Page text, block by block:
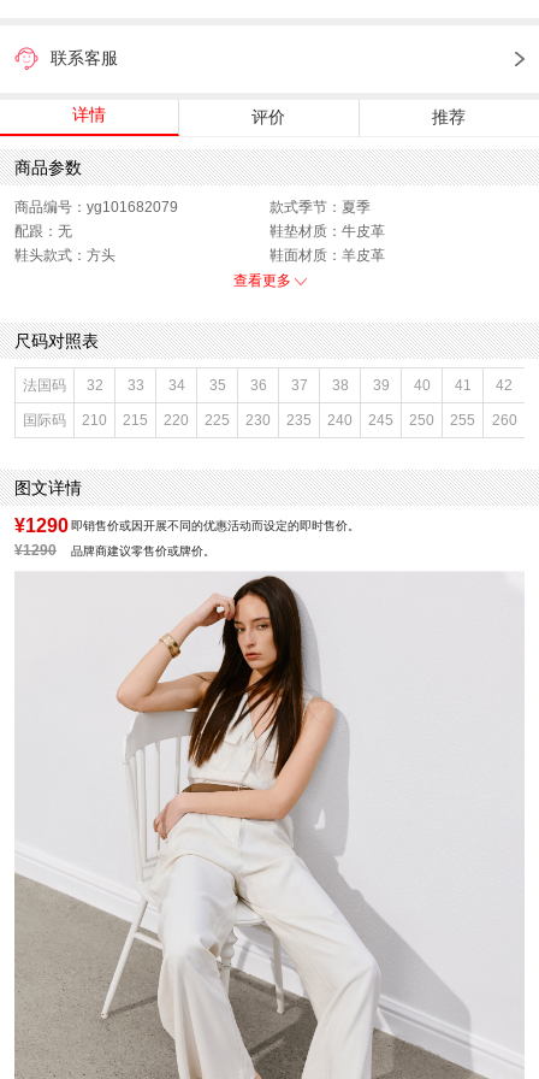
联系客服
详情 评价 推荐
商品参数
商品编号：yg101682079
款式季节：夏季
配跟：无
鞋垫材质：牛皮革
鞋头款式：方头
鞋面材质：羊皮革
参考鞋长(女)：23CM
鞋跟形状：粗跟
性别：女子
皮质特征：绒面皮
上市时间：2026年夏季
鞋底材质：橡胶底
参考鞋宽(女)：8.5CM
里料材质：牛皮革
色系：棕色
鞋类流行款式：凉拖鞋
风格：时尚潮流
查看更多
尺码对照表
法国码 32 33 34 35 36 37 38 39 40 41 42
国际码 210 215 220 225 230 235 240 245 250 255 260
图文详情
¥1290 即销售价或因开展不同的优惠活动而设定的即时售价。
¥1290 品牌商建议零售价或牌价。